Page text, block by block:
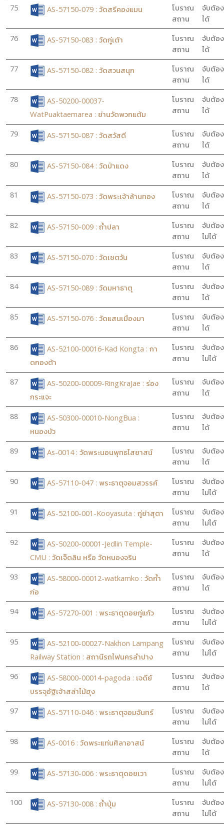
75 AS-57150-079 : วัดสรีคองแมน
โบราณ
สถาน
จับต้อง
ได้
76
AS-57150-083 : วัดกู่เต้า
โบราณ
สถาน
จับต้อง
ได้
77
AS-57150-082 : วัดสวนสนุก
โบราณ
สถาน
จับต้อง
ได้
78
AS-50200-00037-
WatPuaktaemarea : ย่านวัดพวกแต้ม
โบราณ
สถาน
จับต้อง
ได้
79 AS-57150-087 : วัดสวัสดี
โบราณ
สถาน
จับต้อง
ได้
80
AS-57150-084 : วัดป่าแดง
โบราณ
สถาน
จับต้อง
ได้
81
AS-57150-073 : วัดพระเจ้าล้านทอง
โบราณ
สถาน
จับต้อง
ได้
82
AS-57150-009 : ถ้ำปลา
โบราณ
สถาน
จับต้อง
ไม่ได้
83
AS-57150-070 : วัดเชตวัน
โบราณ
สถาน
จับต้อง
ได้
84
AS-57150-089 : วัดมหาธาตุ
โบราณ
สถาน
จับต้อง
ได้
85
AS-57150-076 : วัดแสนเมืองมา
โบราณ
สถาน
จับต้อง
ได้
86
AS-52100-00016-Kad Kongta : กา
ดกองต้า
โบราณ
สถาน
จับต้อง
ไม่ได้
87
AS-50200-00009-RingKraJae : ร่อง
กระแจะ
โบราณ
สถาน
จับต้อง
ได้
88
AS-50300-00010-NongBua :
หนองบัว
โบราณ
สถาน
จับต้อง
ได้
89 As-0014 : วัดพระนอนพุทธไสยาสน์
โบราณ
สถาน
จับต้อง
ได้
90
AS-57110-047 : พระธาตุจอมสวรรค์
โบราณ
สถาน
จับต้อง
ไม่ได้
91
AS-52100-001-Kooyasuta : กู่ย่าสุตา
โบราณ
สถาน
จับต้อง
ไม่ได้
92
AS-50200-00001-Jedlin Temple-
CMU : วัดเจ็ดลิน หรือ วัดหนองจริน
โบราณ
สถาน
จับต้อง
ได้
93
AS-58000-00012-watkamko : วัดก้ำ
ก่อ
โบราณ
สถาน
จับต้อง
ได้
94 AS-57270-001 : พระธาตุดอยกู่แก้ว
โบราณ
สถาน
จับต้อง
ไม่ได้
95
AS-52100-00027-Nakhon Lampang
Railway Station : สถานีรถไฟนครลำปาง
โบราณ
สถาน
จับต้อง
ไม่ได้
96
AS-58000-00014-pagoda : เจดีย์
บรรจุอัฐิเจ้าสล่าไม้ฮุง
โบราณ
สถาน
จับต้อง
ได้
97 AS-57110-046 : พระธาตุจอมจันทร์
โบราณ
สถาน
จับต้อง
ไม่ได้
98
AS-0016 : วัดพระแท่นศิลาอาสน์
โบราณ
สถาน
จับต้อง
ได้
99
AS-57130-006 : พระธาตุดอยเวา
โบราณ
สถาน
จับต้อง
ไม่ได้
100
AS-57130-008 : ถ้ำปุ่ม
โบราณ
สถาน
จับต้อง
ไม่ได้